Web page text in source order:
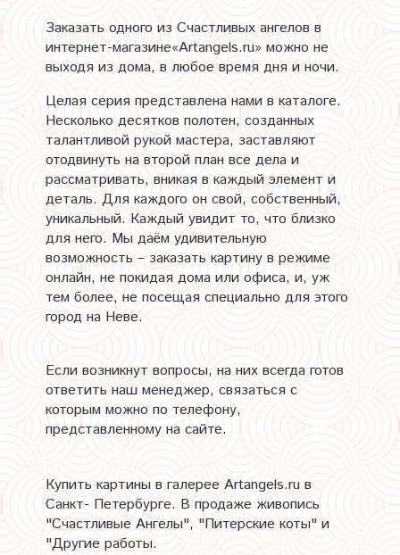
Заказать одного из Счастливых ангелов в
интернет-магазине«Artangels.ru» можно не
выходя из дома, в любое время дня и ночи.
Целая серия представлена нами в каталоге.
Несколько десятков полотен, созданных
талантливой рукой мастера, заставляют
отодвинуть на второй план все дела и
рассматривать, вникая в каждый элемент и
деталь. Для каждого он свой, собственный,
уникальный. Каждый увидит то, что близко
для него. Мы даём удивительную
возможность – заказать картину в режиме
онлайн, не покидая дома или офиса, и, уж
тем более, не посещая специально для этого
город на Неве.
Если возникнут вопросы, на них всегда готов
ответить наш менеджер, связаться с
которым можно по телефону,
представленному на сайте.
Купить картины в галерее Artangels.ru в
Санкт- Петербурге. В продаже живопись
"Счастливые Ангелы", "Питерские коты" и
"Другие работы.